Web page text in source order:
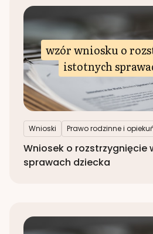
wzór wniosku o
istotnych
Wnioski Prawo rodzinne i
Wniosek o rozstrzygnięcie
sprawach dziecka